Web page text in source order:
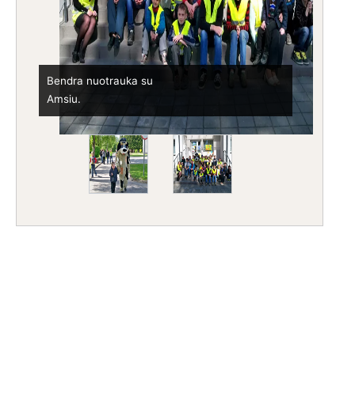
Pasivaikščiojimas su Amsiu.